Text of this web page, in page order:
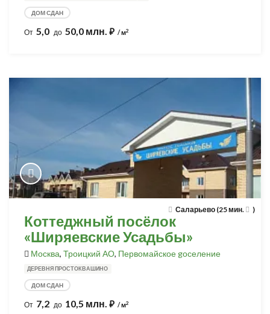
ДОМ СДАН
От 5,0 до 50,0 млн. ⃏ / м2
Саларьево (25 мин. )
Коттеджный посёлок
«Ширяевские Усадьбы»
Москва, Троицкий АО, Первомайское gоселение
ДЕРЕВНЯ ПРОСТОКВАШИНО
ДОМ СДАН
От 7,2 до 10,5 млн. ⃏ / м2